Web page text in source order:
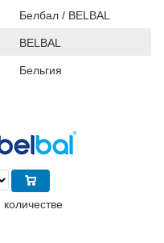
Белбал / BELBAL
BELBAL
Бельгия